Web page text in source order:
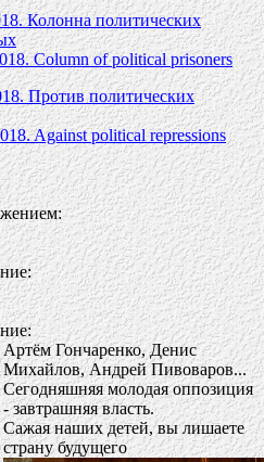
Колонна политических
Column of political prisoners
Против политических
Against political repressions
Артём Гончаренко, Денис
Михайлов, Андрей Пивоваров...
Сегодняшняя молодая оппозиция
- завтрашняя власть.
Сажая наших детей, вы лишаете
страну будущего